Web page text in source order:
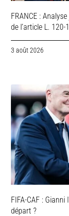
FRANCE :
de l’article L. 120-
3 août 2026
FIFA-CAF :
départ ?